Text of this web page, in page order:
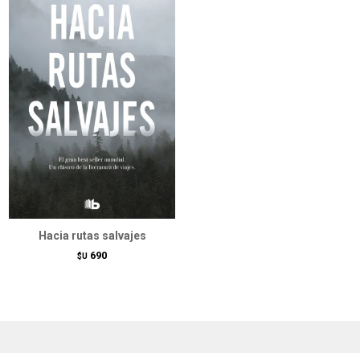
Hacia rutas salvajes
$U 690